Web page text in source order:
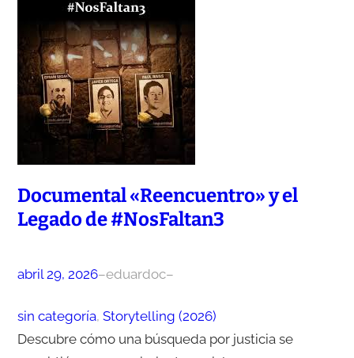
Documental «Reencuentro» y el
Legado de #NosFaltan3
abril 29, 2026–eduardoc–
sin categoría, Storytelling (2026)
Descubre cómo una búsqueda por justicia se